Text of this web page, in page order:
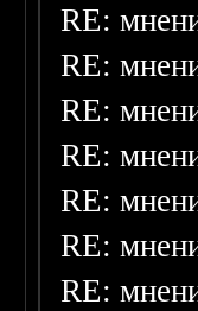
RE:
RE:
RE:
RE:
RE:
RE:
RE: